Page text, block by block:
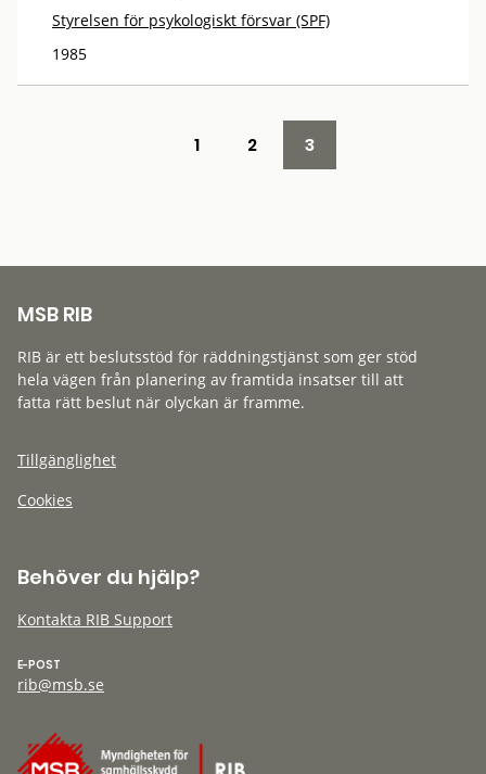
Styrelsen för psykologiskt försvar (SPF)
1985
1 2 3
MSB RIB
RIB är ett beslutsstöd för räddningstjänst som ger stöd
hela vägen från planering av framtida insatser till att
fatta rätt beslut när olyckan är framme.
Tillgänglighet
Cookies
Behöver du hjälp?
Kontakta RIB Support
E-POST
rib@msb.se